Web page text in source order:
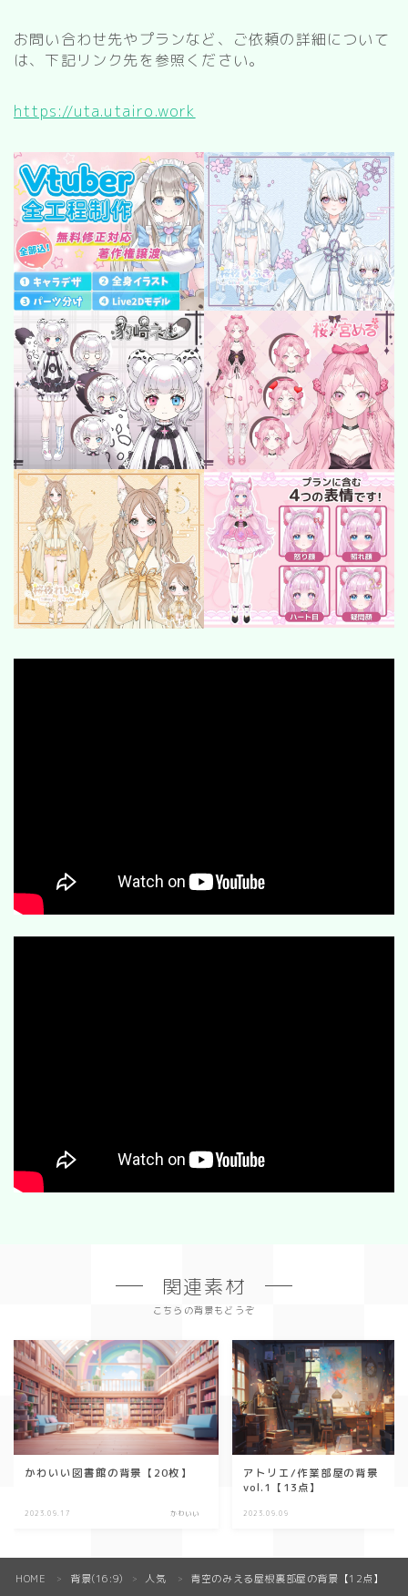
お問い合わせ先やプランなど、ご依頼の詳細について
は、下記リンク先を参照ください。
https://uta.utairo.work
関連素材
こちらの背景もどうぞ
かわいい図書館の背景【20枚】
2023.09.17 かわいい
アトリエ/作業部屋の背景
vol.1【13点】
2023.09.09
HOME ＞ 背景(16:9) ＞ 人気 ＞ 青空のみえる屋根裏部屋の背景【12点】